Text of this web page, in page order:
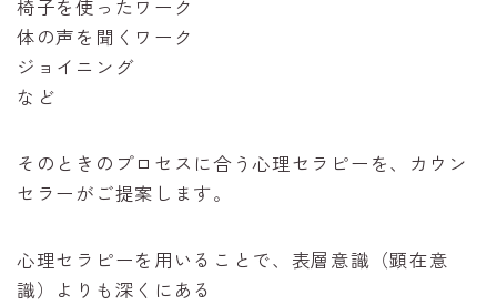
椅子を使ったワーク
体の声を聞くワーク
ジョイニング
など
そのときのプロセスに合う心理セラピーを、カウン
セラーがご提案します。
心理セラピーを用いることで、表層意識（顕在意
識）よりも深くにある